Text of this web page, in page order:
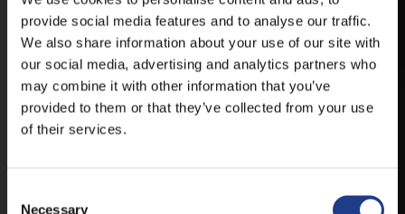
provide social media features and to analyse our traffic.
We also share information about your use of our site with
our social media, advertising and analytics partners who
may combine it with other information that you’ve
provided to them or that they’ve collected from your use
of their services.
Necessary
JEGYEK